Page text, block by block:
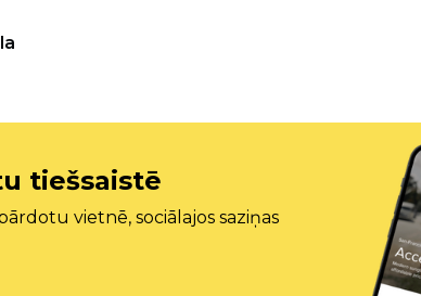
tiešsaistē
vietnē, sociālajos saziņas